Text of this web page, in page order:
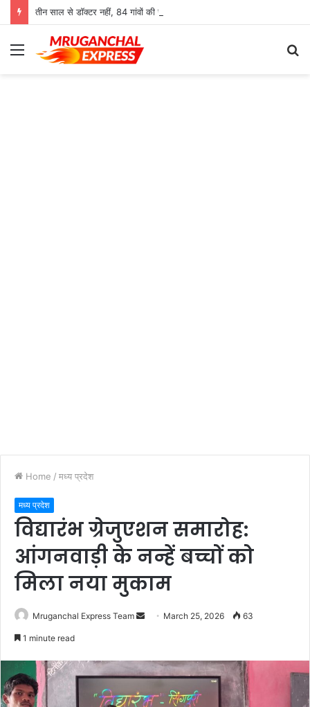
Menu
Home / मध्य प्रदेश
मध्य प्रदेश
विद्यारंभ ग्रेजुएशन समारोह:
आंगनवाड़ी के नन्हें बच्चों को
मिला नया मुकाम
Mruganchal Express Team
Send March 25, 2026 63
1 minute read